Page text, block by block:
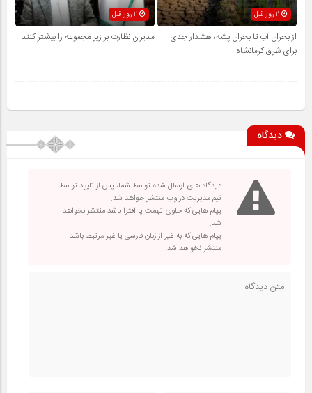
2 روز قبل
از بحران آب تا بحران پشه؛ هشدار جدی
برای شرق کرمانشاه
مدیران نظارت بر زیر مجموعه را بیشتر کنند
دیدگاه
دیدگاه های ارسال شده توسط شما، پس از تایید توسط
تیم مدیریت در وب منتشر خواهد شد.
پیام هایی که حاوی تهمت یا افترا باشد منتشر نخواهد
شد.
پیام هایی که به غیر از زبان فارسی یا غیر مرتبط باشد
منتشر نخواهد شد.